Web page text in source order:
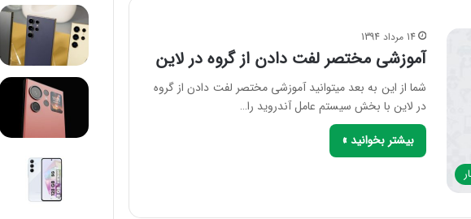
14 مرداد 1394
آموزشی مختصر لفت دادن از گروه در لاین
شما از این به بعد میتوانید آموزشی مختصر لفت دادن از گروه
در لاین با بخش سیستم عامل آندروید را…
بیشتر بخوانید »